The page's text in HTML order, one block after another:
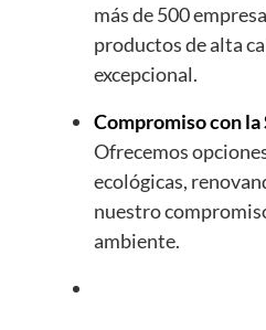
más de 500
productos de alta
excepcional.
Compromiso con
Ofrecemos
ecológicas,
nuestro
ambiente.